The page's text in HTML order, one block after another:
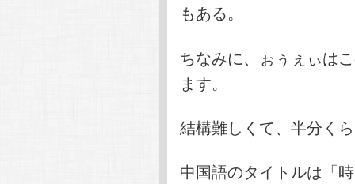
もある。
ちなみに、ぉぅぇぃは
ます。
結構難しくて、半分く
中国語のタイトルは「